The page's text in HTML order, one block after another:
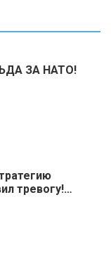
ЗА НАТО!
тревогу!…